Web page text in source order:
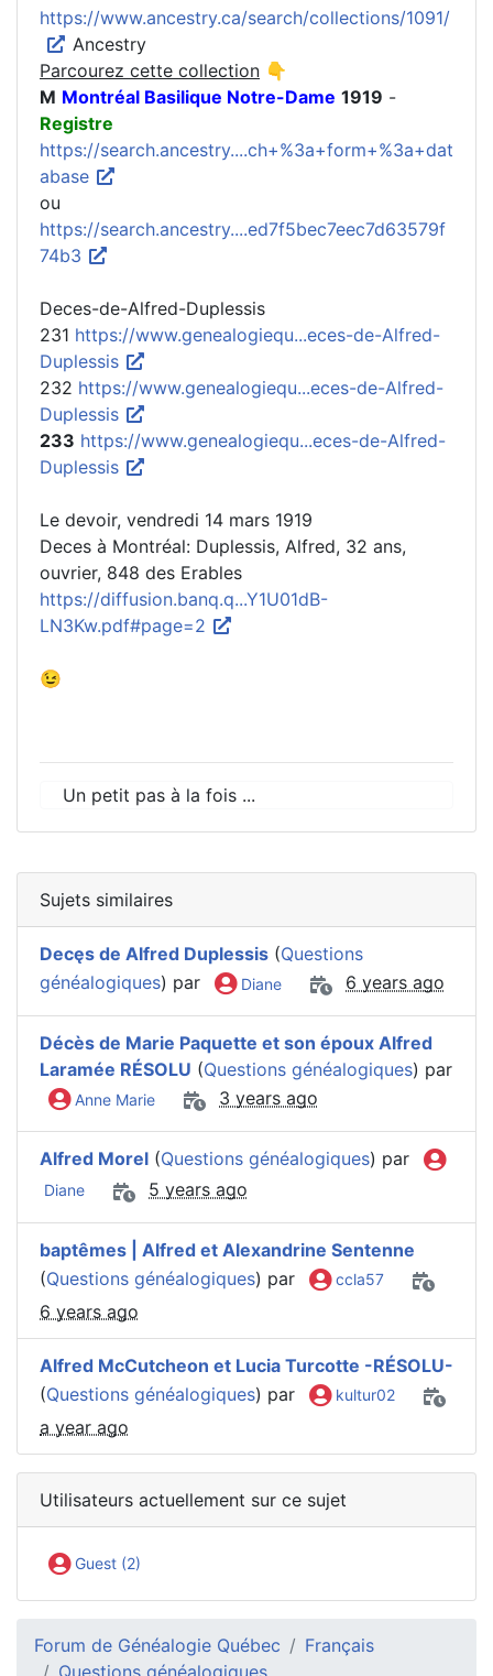
https://www.ancestry.ca/search/collections/1091/
Ancestry
Parcourez cette collection 👇
M Montréal Basilique Notre-Dame 1919 -
Registre
https://search.ancestry....ch+%3a+form+%3a+dat
abase
ou
https://search.ancestry....ed7f5bec7eec7d63579f
74b3
Deces-de-Alfred-Duplessis
231 https://www.genealogiequ...eces-de-Alfred-
Duplessis
232 https://www.genealogiequ...eces-de-Alfred-
Duplessis
233 https://www.genealogiequ...eces-de-Alfred-
Duplessis
Le devoir, vendredi 14 mars 1919
Deces à Montréal: Duplessis, Alfred, 32 ans,
ouvrier, 848 des Erables
https://diffusion.banq.q...Y1U01dB-
LN3Kw.pdf#page=2
😉
Un petit pas à la fois ...
Sujets similaires
Decęs de Alfred Duplessis (Questions
généalogiques) par Diane 6 years ago
Décès de Marie Paquette et son époux Alfred
Laramée RÉSOLU (Questions généalogiques) par
Anne Marie 3 years ago
Alfred Morel (Questions généalogiques) par
Diane 5 years ago
baptêmes | Alfred et Alexandrine Sentenne
(Questions généalogiques) par ccla57
6 years ago
Alfred McCutcheon et Lucia Turcotte -RÉSOLU-
(Questions généalogiques) par kultur02
a year ago
Utilisateurs actuellement sur ce sujet
Guest (2)
Forum de Généalogie Québec
Français
Questions généalogiques